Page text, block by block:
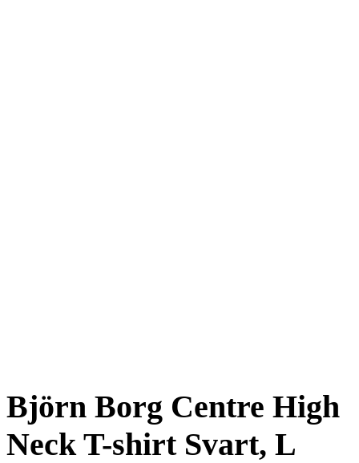
Björn Borg Centre High
Neck T-shirt Svart, L